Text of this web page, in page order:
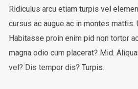
Ridiculus arcu etiam turpis vel
cursus ac augue ac in montes mattis.
Habitasse proin enim pid non tortor
magna odio cum placerat? Mid.
vel? Dis tempor dis? Turpis.